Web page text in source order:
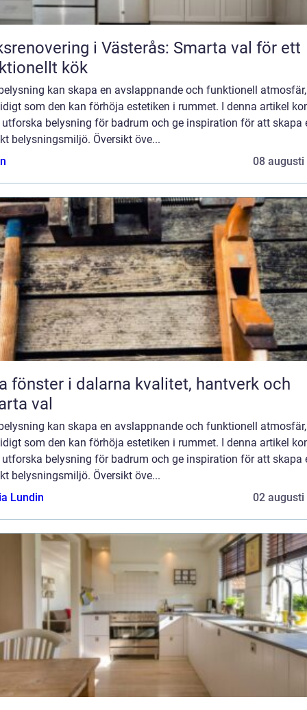
i Västerås: Smarta val för ett
kök
kan skapa en avslappnande och funktionell atmosfär,
som den kan förhöja estetiken i rummet. I denna artikel
belysning för badrum och ge inspiration för att skapa
belysningsmiljö. Översikt öve...
08 augusti
i dalarna kvalitet, hantverk och
val
kan skapa en avslappnande och funktionell atmosfär,
som den kan förhöja estetiken i rummet. I denna artikel
belysning för badrum och ge inspiration för att skapa
belysningsmiljö. Översikt öve...
Lundin
02 augusti